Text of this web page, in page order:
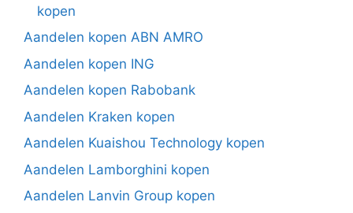
kopen
Aandelen kopen ABN AMRO
Aandelen kopen ING
Aandelen kopen Rabobank
Aandelen Kraken kopen
Aandelen Kuaishou Technology kopen
Aandelen Lamborghini kopen
Aandelen Lanvin Group kopen